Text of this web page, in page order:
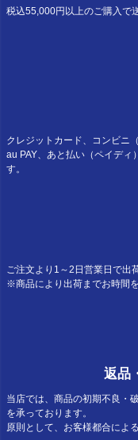
税込55,000円以上のご購入で
クレジットカード、コンビニ
au PAY、あと払い（ペイディ
す。
ご注文より1～2日営業日で出
※商品により出荷までお時間
返品
当店では、商品の初期不良・
を承っております。
原則として、お客様都合によ